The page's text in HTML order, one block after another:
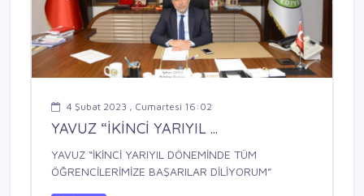
4 Şubat 2023 , Cumartesi 16:02
YAVUZ “İKİNCİ YARIYIL ...
YAVUZ “İKİNCİ YARIYIL DÖNEMİNDE TÜM
ÖĞRENCİLERİMİZE BAŞARILAR DİLİYORUM”